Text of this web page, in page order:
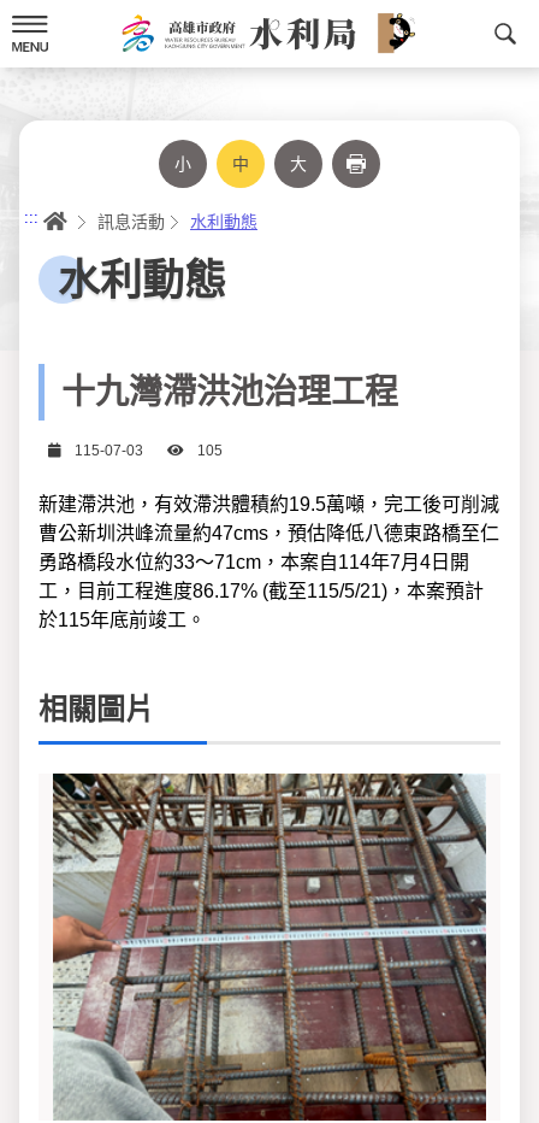
到
主
要
小 中 大
::: 首頁訊息活動 水利動態
水利動態
十九灣滯洪池治理工程
日期
115-07-03 瀏覽次數
105
新建滯洪池，有效滯洪體積約19.5萬噸，完工後可削減
曹公新圳洪峰流量約47cms，預估降低八德東路橋至仁
勇路橋段水位約33～71cm，本案自114年7月4日開
工，目前工程進度86.17% (截至115/5/21)，本案預計
於115年底前竣工。
相關圖片